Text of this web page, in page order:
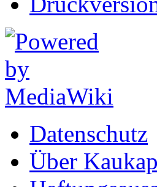
Datenschutz
Über